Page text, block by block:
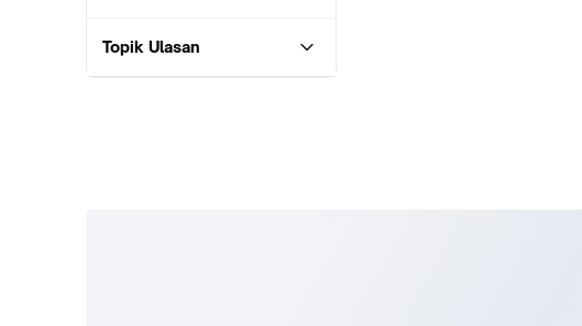
Topik Ulasan